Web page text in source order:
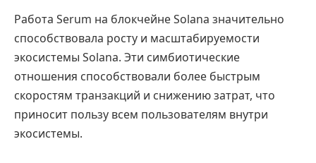
Работа Serum на блокчейне Solana значительно
способствовала росту и масштабируемости
экосистемы Solana. Эти симбиотические
отношения способствовали более быстрым
скоростям транзакций и снижению затрат, что
приносит пользу всем пользователям внутри
экосистемы.